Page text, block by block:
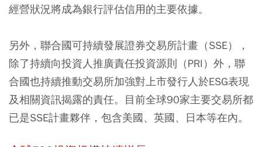
經營狀況將成為銀行評估信用的主要依據。
另外，聯合國可持續發展證券交易所計畫（SSE），
除了持續向投資人推廣責任投資源則（PRI）外，聯
合國也持續推動交易所加強對上市發行人於ESG表現
及相關資訊揭露的責任。目前全球90家主要交易所都
已是SSE計畫夥伴，包含美國、英國、日本等在內。